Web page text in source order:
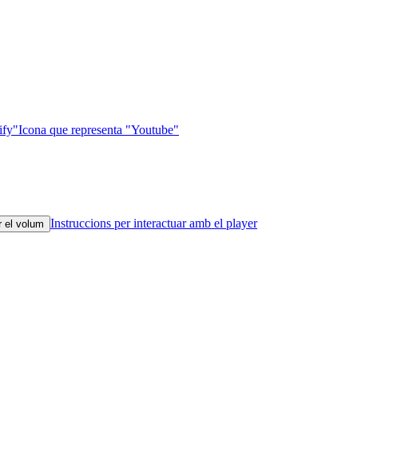
Icona que representa "Youtube"
el volum Instruccions per interactuar amb el player